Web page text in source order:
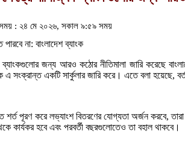
: ২৪ মে ২০২৬, সকাল ৯:৫৯ সময়
ব্যাংকগুলোর জন্য আরও কঠোর নীতিমালা জারি করেছে
এ সংক্রান্ত একটি সার্কুলার জারি করে। এতে বলা হয়েছে,
পূরণ করে লভ্যাংশ বিতরণের যোগ্যতা অর্জন করবে,
কার্যকর হবে এবং পরবর্তী বছরগুলোতেও তা বহাল থাকবে।